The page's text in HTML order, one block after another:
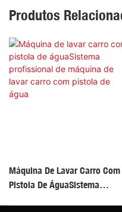
Produtos
Máquina De Lavar Carro Com
Pistola De ÁguaSistema